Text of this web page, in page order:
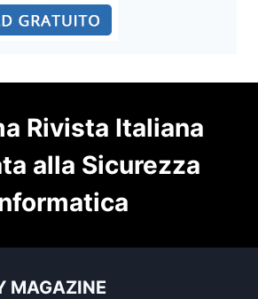
Rivista Italiana
alla Sicurezza
MAGAZINE